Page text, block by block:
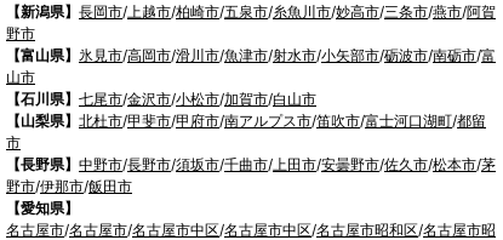
【新潟県】 長岡市/ 上越市/柏崎市/五泉市/糸魚川市/妙高市/三条市/燕市/阿賀
野市
【富山県】 氷見市/高岡市/滑川市/魚津市/射水市/小矢部市/砺波市/南砺市/富
山市
【石川県】 七尾市/金沢市/小松市/加賀市/白山市
【山梨県】 北杜市/甲斐市/甲府市/南アルプス市/笛吹市/富士河口湖町/都留
市
【長野県】 中野市/長野市/須坂市/千曲市/ 上田市/安曇野市/佐久市/松本市/茅
野市/伊那市/飯田市
【愛知県】
名古屋市/名古屋市/名古屋市中区/名古屋市中区/名古屋市昭和区/名古屋市昭